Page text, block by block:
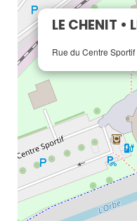
LE CHENIT •
Rue du Centre Sportif